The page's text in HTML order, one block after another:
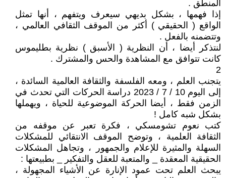
المنطق .
إذا فهمها ، بشكل بديهي سيعرف ويتفهم ، أنها تمثل
الواقع ( الحقيقي ) أكثر من الموقف الثقافي العالمي ،
وتتضمنه بالفعل .
لنتذكر أيضا ، أن النظرية ( الأسبق ) نظرية بطليموس
كانت تتوافق مع المشاهدة والحس والمشترك .
2
يتجنب العلم ، ومعه الفلسفة والثقافة العالمية السائدة ،
إلى اليوم 10 / 7 / 2023 دراسة الحركات التي تحدث في
الزمن فقط ، أيضا الحركة الموضوعية للحياة ، ويهملها
بشكل شبه كامل !
كتب نعوم تشومسكي ، فكرة تعبر عن موقفه من
الثقافة العلمية ، وتوضح الموقف الانتقائي للمشكلات
السهلة والمثيرة للإعلام والجمهور ، وتجاهل المشكلات
الحقيقية المعقدة _ والمتعبة للعقل والتفكير _ بطبيعتها :
يبحث العلم تحت عمود الإنارة عن الأشياء المجهولة ،